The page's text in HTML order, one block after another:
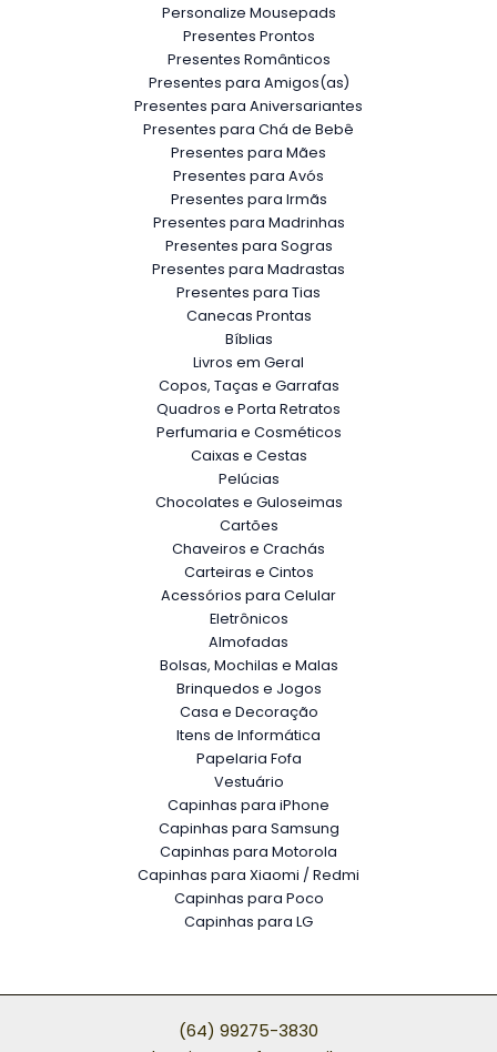
Personalize Mousepads
Presentes Prontos
Presentes Românticos
Presentes para Amigos(as)
Presentes para Aniversariantes
Presentes para Chá de Bebê
Presentes para Mães
Presentes para Avós
Presentes para Irmãs
Presentes para Madrinhas
Presentes para Sogras
Presentes para Madrastas
Presentes para Tias
Canecas Prontas
Bíblias
Livros em Geral
Copos, Taças e Garrafas
Quadros e Porta Retratos
Perfumaria e Cosméticos
Caixas e Cestas
Pelúcias
Chocolates e Guloseimas
Cartões
Chaveiros e Crachás
Carteiras e Cintos
Acessórios para Celular
Eletrônicos
Almofadas
Bolsas, Mochilas e Malas
Brinquedos e Jogos
Casa e Decoração
Itens de Informática
Papelaria Fofa
Vestuário
Capinhas para iPhone
Capinhas para Samsung
Capinhas para Motorola
Capinhas para Xiaomi / Redmi
Capinhas para Poco
Capinhas para LG
(64) 99275-3830